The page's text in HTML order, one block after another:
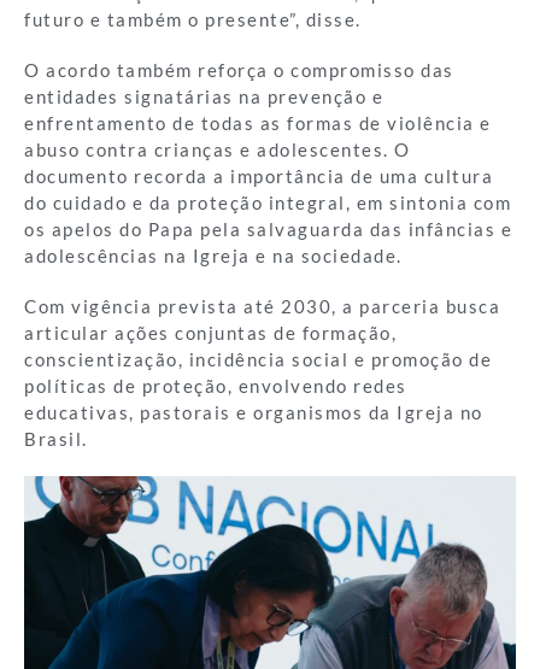
futuro e também o presente”, disse.
O acordo também reforça o compromisso das
entidades signatárias na prevenção e
enfrentamento de todas as formas de violência e
abuso contra crianças e adolescentes. O
documento recorda a importância de uma cultura
do cuidado e da proteção integral, em sintonia com
os apelos do Papa pela salvaguarda das infâncias e
adolescências na Igreja e na sociedade.
Com vigência prevista até 2030, a parceria busca
articular ações conjuntas de formação,
conscientização, incidência social e promoção de
políticas de proteção, envolvendo redes
educativas, pastorais e organismos da Igreja no
Brasil.